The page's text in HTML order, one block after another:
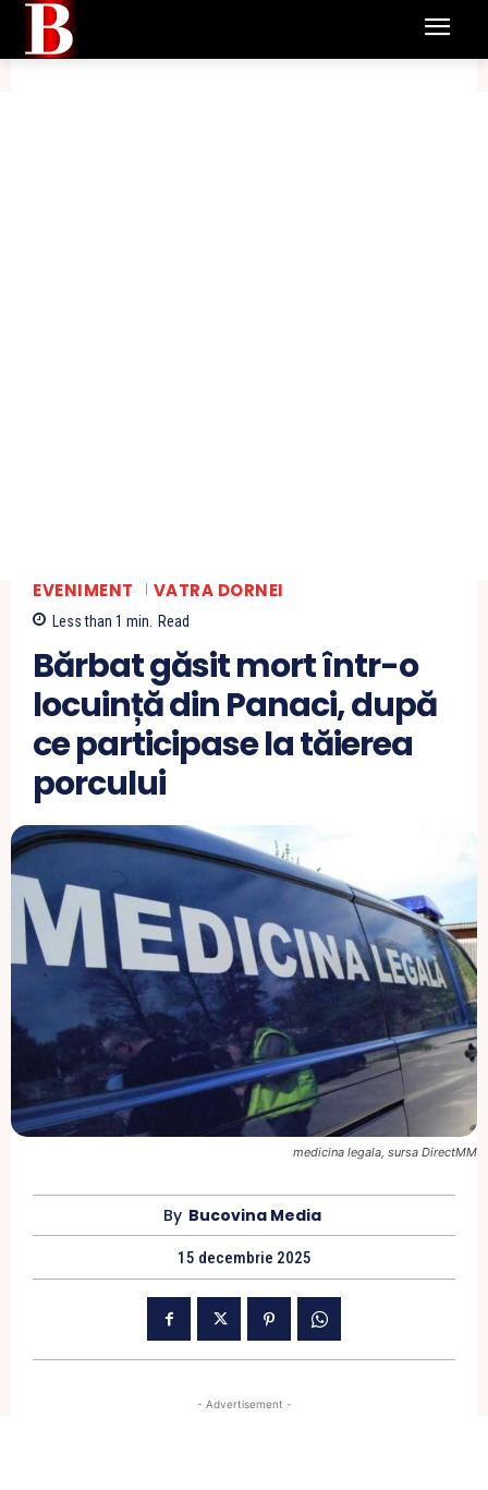
EVENIMENT VATRA DORNEI
Less than 1 min. Read
Bărbat găsit mort într-o
locuință din Panaci, după
ce participase la tăierea
porcului
medicina legala, sursa DirectMM
By Bucovina Media
15 decembrie 2025
- Advertisement -